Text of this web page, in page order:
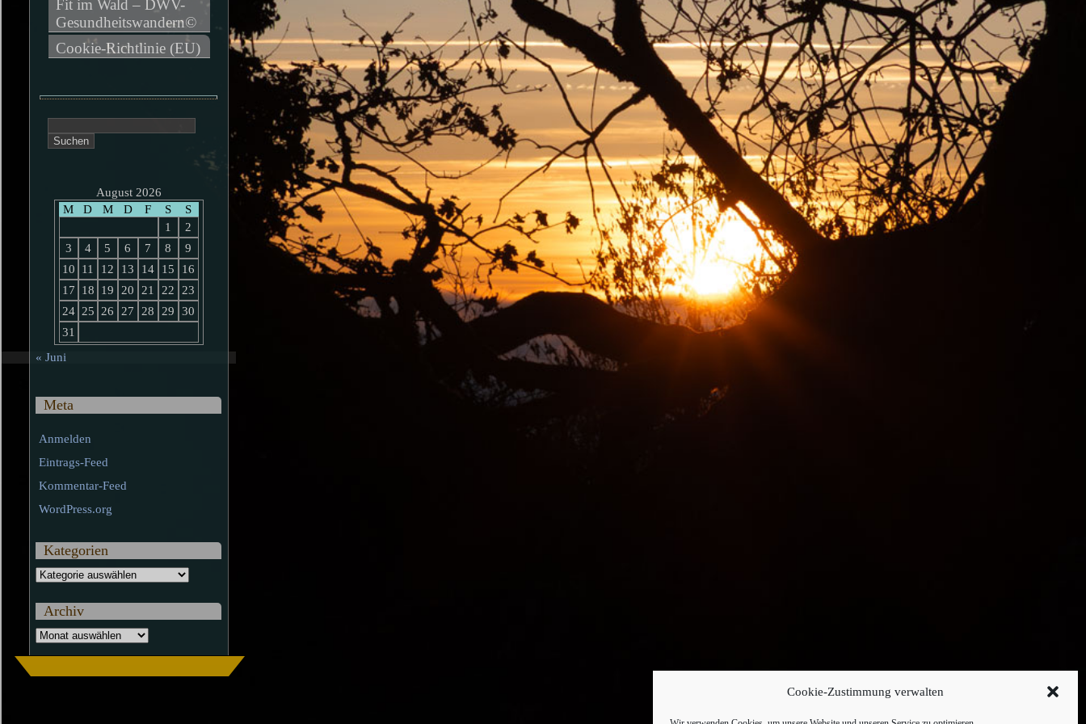
Cookie-Zustimmung verwalten
Fit im Wald – DWV-
Gesundheitswandern©
Cookie-Richtlinie (EU)
nach:
August 2026
M
D M D F S
S
1
2
3
4 5 6 7 8
9
10
11 12 13 14 15
16
17
18 19 20 21 22
23
24 25 26 27 28 29
30
31
« Juni
Meta
Anmelden
Eintrags-Feed
Kommentar-Feed
WordPress.org
Kategorien
Kategorien
Archiv
Archiv